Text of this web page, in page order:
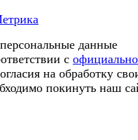
данные
с
на обработку
покинуть наш